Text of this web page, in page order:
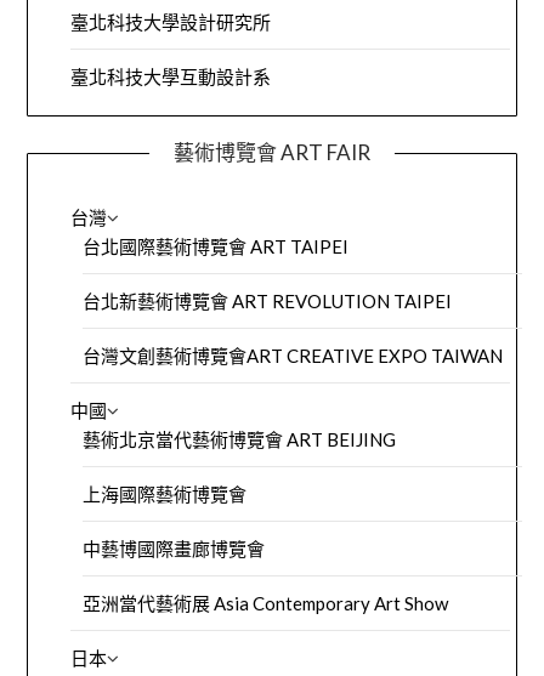
臺北科技大學設計研究所
臺北科技大學互動設計系
藝術博覽會 ART FAIR
台灣
台北國際藝術博覽會 ART TAIPEI
台北新藝術博覽會 ART REVOLUTION TAIPEI
台灣文創藝術博覽會ART CREATIVE EXPO TAIWAN
中國
藝術北京當代藝術博覽會 ART BEIJING
上海國際藝術博覽會
中藝博國際畫廊博覽會
亞洲當代藝術展 Asia Contemporary Art Show
日本